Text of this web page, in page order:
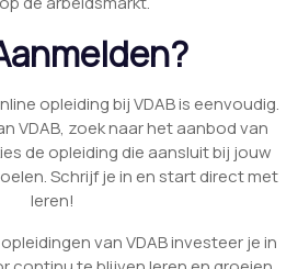
opleiding bij VDAB is eenvoudig.
VDAB, zoek naar het aanbod van
de opleiding die aansluit bij jouw
Schrijf je in en start direct met
leren!
van VDAB investeer je in